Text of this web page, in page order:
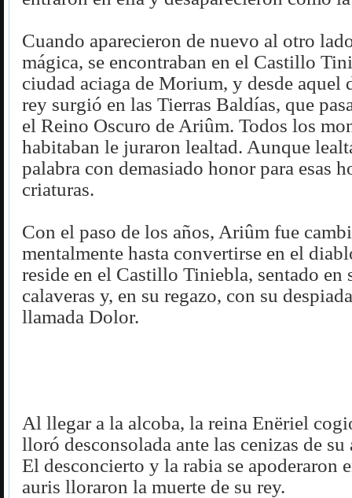
Cuando aparecieron de nuevo al otro
mágica, se encontraban en el Castillo
ciudad aciaga de Morium, y desde aquel
rey surgió en las Tierras Baldías, que
el Reino Oscuro de Ariûm. Todos los
habitaban le juraron lealtad. Aunque
palabra con demasiado honor para esas
criaturas.
Con el paso de los años, Ariûm fue
mentalmente hasta convertirse en el
reside en el Castillo Tiniebla, sentado en
calaveras y, en su regazo, con su
llamada Dolor.
Al llegar a la alcoba, la reina Enëriel
lloró desconsolada ante las cenizas de su
El desconcierto y la rabia se apoderaron
auris lloraron la muerte de su rey.